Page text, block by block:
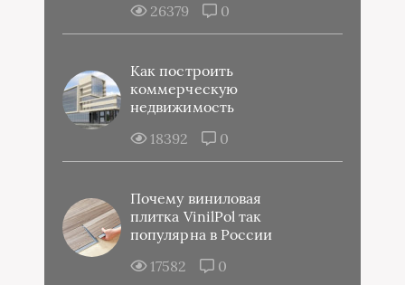
26379
0
Как построить
коммерческую
недвижимость
18392
0
Почему виниловая
плитка VinilPol так
популярна в России
17582
0